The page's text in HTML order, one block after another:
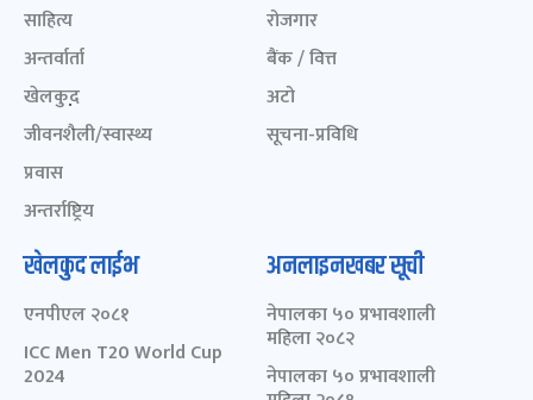
साहित्य
अन्तर्वार्ता
खेलकुद़़
जीवनशैली/स्वास्थ्य
प्रवास
अन्तर्राष्ट्रिय
रोजगार
बैंक / वित्त
अटो
सूचना-प्रविधि
खेलकुद लाईभ
एनपीएल २०८१
ICC Men T20 World Cup
2024
अनलाइनखबर सूची
नेपालका ५० प्रभावशाली
महिला २०८२
नेपालका ५० प्रभावशाली